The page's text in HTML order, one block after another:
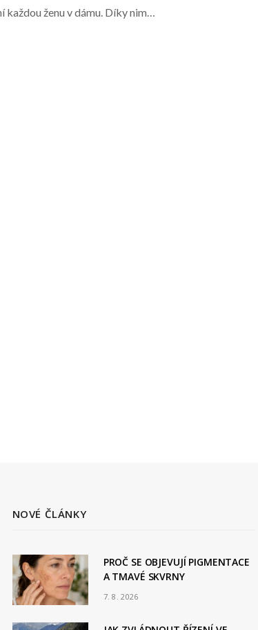
každou ženu v dámu. Díky nim…
NOVÉ ČLÁNKY
PROČ SE OBJEVUJÍ PIGMENTACE
A TMAVÉ SKVRNY
7. 8. 2026